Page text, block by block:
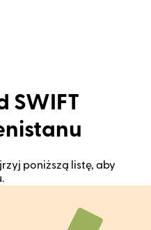
SWIFT
poniższą listę, aby